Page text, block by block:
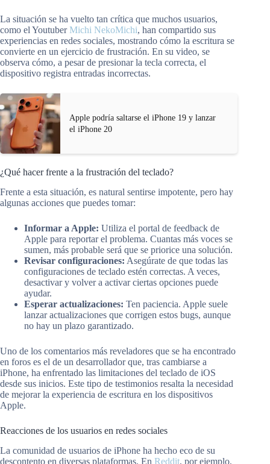
La situación se ha vuelto tan crítica que muchos usuarios,
como el YoutuberMichi NekoMichi, han compartido sus
experiencias en redes sociales, mostrando cómo la escritura se
convierte en un ejercicio de frustración. En su video, se
observa cómo, a pesar de presionar la tecla correcta, el
dispositivo registra entradas incorrectas.
Apple podría saltarse el iPhone 19 y lanzar
el iPhone 20
¿Qué hacer frente a la frustración del teclado?
Frente a esta situación, es natural sentirse impotente, pero hay
algunas acciones que puedes tomar:
Informar a Apple: Utiliza el portal de feedback de
Apple para reportar el problema. Cuantas más voces se
sumen, más probable será que se priorice una solución.
Revisar configuraciones: Asegúrate de que todas las
configuraciones de teclado estén correctas. A veces,
desactivar y volver a activar ciertas opciones puede
ayudar.
Esperar actualizaciones: Ten paciencia. Apple suele
lanzar actualizaciones que corrigen estos bugs, aunque
no hay un plazo garantizado.
Uno de los comentarios más reveladores que se ha encontrado
en foros es el de un desarrollador que, tras cambiarse a
iPhone, ha enfrentado las limitaciones del teclado de iOS
desde sus inicios. Este tipo de testimonios resalta la necesidad
de mejorar la experiencia de escritura en los dispositivos
Apple.
Reacciones de los usuarios en redes sociales
La comunidad de usuarios de iPhone ha hecho eco de su
descontento en diversas plataformas. En Reddit, por ejemplo,